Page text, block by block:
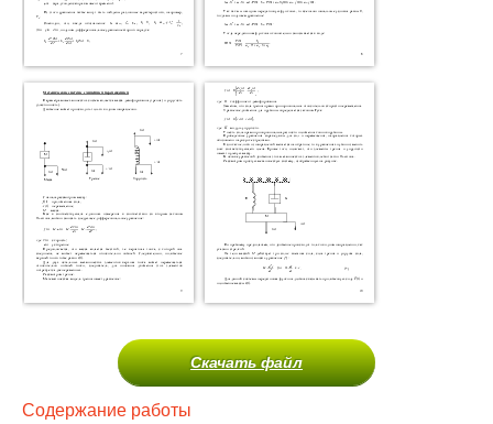
Скачать файл
Содержание работы